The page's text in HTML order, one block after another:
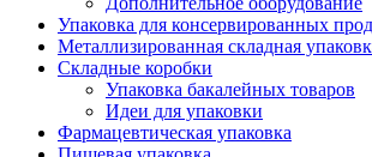
Упаковка для консервированных
Металлизированная складная
Складные коробки
Упаковка бакалейных товаров
Идеи для упаковки
Фармацевтическая упаковка